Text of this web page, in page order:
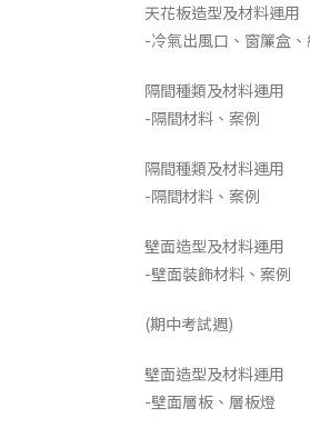
天花板造型及材料運用
-冷氣出風口、窗簾盒
隔間種類及材料運用
-隔間材料、案例
隔間種類及材料運用
-隔間材料、案例
壁面造型及材料運用
-壁面裝飾材料、案例
(期中考試週)
壁面造型及材料運用
-壁面層板、層板燈